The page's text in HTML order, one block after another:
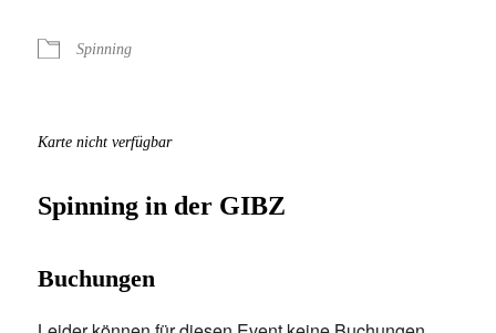
Spinning
Karte nicht verfügbar
Spinning in der GIBZ
Buchungen